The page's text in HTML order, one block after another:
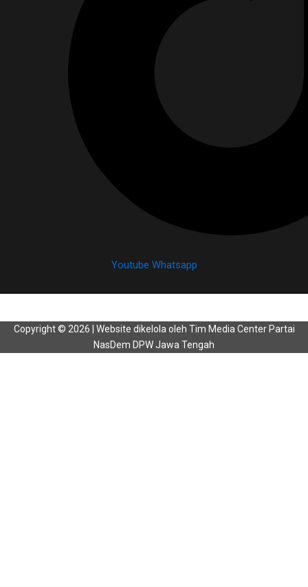
Youtube Whatsapp
Copyright © 2026 | Website dikelola oleh Tim Media Center Partai
NasDem DPW Jawa Tengah